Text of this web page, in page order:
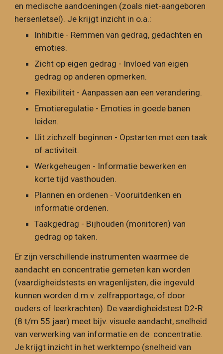
en medische aandoeningen (zoals niet-aangeboren
hersenletsel). Je krijgt inzicht in o.a.:
Inhibitie - Remmen van gedrag, gedachten en
emoties.
Zicht op eigen gedrag - Invloed van eigen
gedrag op anderen opmerken.
Flexibiliteit - Aanpassen aan een verandering.
Emotieregulatie - Emoties in goede banen
leiden.
Uit zichzelf beginnen - Opstarten met een taak
of activiteit.
Werkgeheugen - Informatie bewerken en
korte tijd vasthouden.
Plannen en ordenen - Vooruitdenken en
informatie ordenen.
Taakgedrag - Bijhouden (monitoren) van
gedrag op taken.
Er zijn verschillende instrumenten waarmee de
aandacht en concentratie gemeten kan worden
(vaardigheidstests en vragenlijsten, die ingevuld
kunnen worden d.m.v. zelfrapportage, of door
ouders of leerkrachten). De vaardigheidstest D2-R
(8 t/m 55 jaar) meet bijv. visuele aandacht, snelheid
van verwerking van informatie en de concentratie.
Je krijgt inzicht in het werktempo (snelheid van